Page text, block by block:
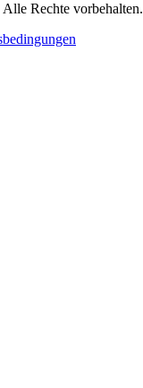
Rechte vorbehalten.